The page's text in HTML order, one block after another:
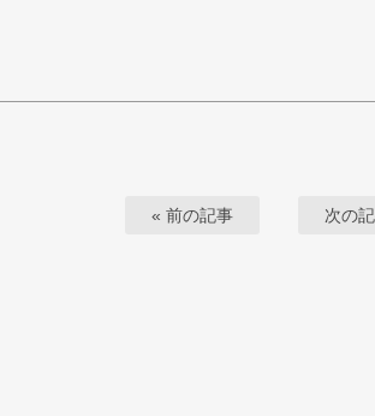
« 前の記事 次の